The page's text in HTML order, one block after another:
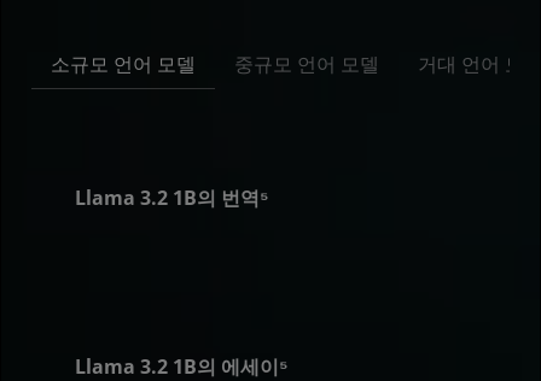
소규모 언어 모델 중규모 언어 모델 거대 언어 모
Llama 3.2 1B의 번역⁵
Llama 3.2 1B의 에세이⁵